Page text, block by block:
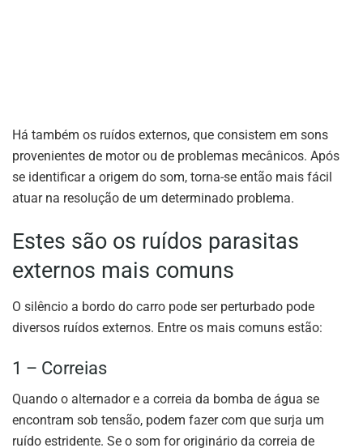
Há também os ruídos externos, que consistem em sons
provenientes de motor ou de problemas mecânicos. Após
se identificar a origem do som, torna-se então mais fácil
atuar na resolução de um determinado problema.
Estes são os ruídos parasitas
externos mais comuns
O silêncio a bordo do carro pode ser perturbado pode
diversos ruídos externos. Entre os mais comuns estão:
1 – Correias
Quando o alternador e a correia da bomba de água se
encontram sob tensão, podem fazer com que surja um
ruído estridente. Se o som for originário da correia de